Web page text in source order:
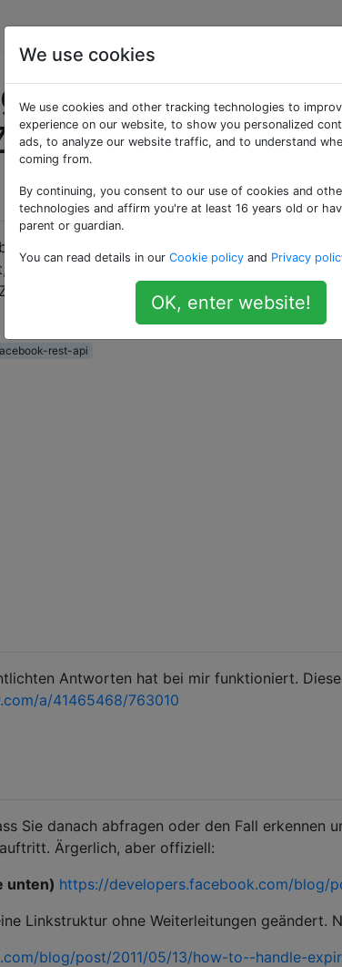
zu
noch
Zugriffstoken (
wird das Zugriffstoken zurückgesetzt. Gibt es
gültig ist, bevor die Graph-API
rest-api
Antworten hat bei mir funktioniert.
a/41465468/763010
Sie danach abfragen oder den Fall erkennen
Ärgerlich, aber offiziell:
unten) https://developers.facebook.com/blog/
Linkstruktur ohne Weiterleitungen geändert.
blog/post/2011/05/13/how-to--handle-
We use cookies
We use cookies and other tracking technologies to
experience on our website, to show you personalized
ads, to analyze our website traffic, and to understand
coming from.
By continuing, you consent to our use of cookies and
technologies and affirm you're at least 16 years old or
parent or guardian.
You can read details in our Cookie policy and Privacy
OK, enter website!